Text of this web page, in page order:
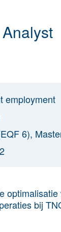
employment
6),
bij